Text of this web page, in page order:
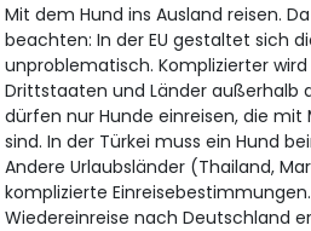
Mit dem Hund ins Ausland reisen.
beachten: In der EU gestaltet sich
unproblematisch. Komplizierter wird
Drittstaaten und Länder außerhalb
dürfen nur Hunde einreisen, die
sind. In der Türkei muss ein Hund
Andere Urlaubsländer (Thailand,
komplizierte
Wiedereinreise nach Deutschland